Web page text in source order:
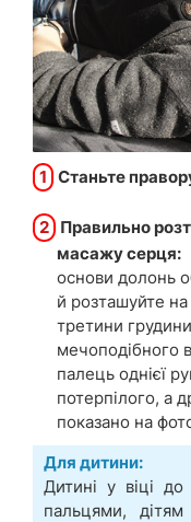
1 Станьте
2 Правильно
масажу серця:
основи долонь
й розташуйте
третини
мечоподібного
палець однієї
потерпілого, а
показано на
Для дитини:
Дитині у віці
пальцями,